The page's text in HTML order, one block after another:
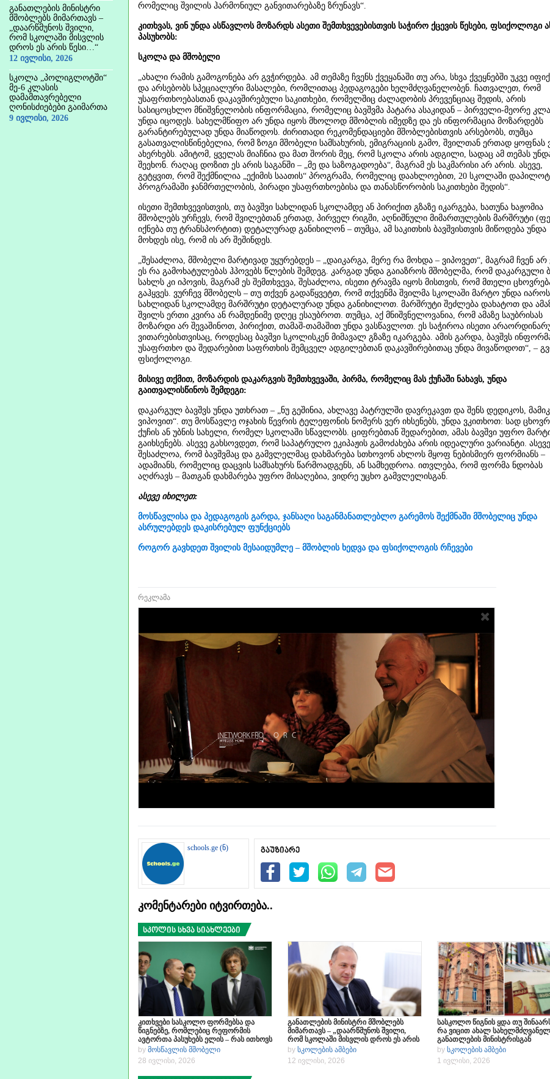
განათლების მინისტრი
მშობლებს მიმართავს –
„დაარწმუნოს შვილი,
რომ სკოლაში მისვლის
დროს ეს არის წესი…“
12 ივლისი, 2026
სკოლა „პოლიგლოტში“
მე-6 კლასის
დამამთავრებელი
ღონისძიებები გაიმართა
9 ივლისი, 2026
რომელიც შვილის ჰარმონიულ განვითარებაზე ზრუნავს“.
კითხვას, ვინ უნდა ასწავლოს მოზარდს ასეთი შემთხვევებისთვის საჭირო ქცევის წესები, ფსიქოლოგი
პასუხობს:
სკოლა და მშობელი
„ახალი რამის გამოგონება არ გვჭირდება. ამ თემაზე ჩვენს ქვეყანაში თუ არა, სხვა ქვეყნებში უკვე
და არსებობს სპეციალური მასალები, რომლითაც პედაგოგები ხელმძღვანელობენ. ჩათვალეთ, რომ
უსაფრთხოებასთან დაკავშირებული საკითხები, რომელშიც ძალადობის პრევენციაც შედის, არის
სასიცოცხლო მნიშვნელობის ინფორმაცია, რომელიც ბავშვმა პატარა ასაკიდან – პირველი-მეორე
უნდა იცოდეს. სახელმწიფო არ უნდა იყოს მხოლოდ მშობლის იმედზე და ეს ინფორმაცია მოზარდებს
გარანტირებულად უნდა მიაწოდოს. ძირითადი რეკომენდაციები მშობლებისთვის არსებობს, თუმცა
გასათვალისწინებელია, რომ ზოგი მშობელი სამსახურის, ემიგრაციის გამო, შვილთან ერთად ყოფნას
ახერხებს. ამიტომ, ყველას მიაჩნია და მათ შორის მეც, რომ სკოლა არის ადგილი, სადაც ამ თემას
შეეხონ. რაღაც დოზით ეს არის საგანში – „მე და საზოგადოება“, მაგრამ ეს საკმარისი არ არის. ასევე,
გეტყვით, რომ შექმნილია „ექიმის საათის“ პროგრამა, რომელიც დაახლოებით, 20 სკოლაში
პროგრამაში ჯანმრთელობის, პირადი უსაფრთხოებისა და თანასწორობის საკითხები შედის“.
ისეთი შემთხვევისთვის, თუ ბავშვი სახლიდან სკოლამდე ან პირიქით გზაზე იკარგება, ხათუნა ხაჟომია
მშობლებს ურჩევს, რომ შვილებთან ერთად, პირველ რიგში, აღნიშნული მიმართულების მარშრუტი
იქნება თუ ტრანსპორტით) დეტალურად განიხილონ – თუმცა, ამ საკითხის ბავშვისთვის მიწოდება უნდა
მოხდეს ისე, რომ ის არ შეშინდეს.
„შესაძლოა, მშობელი მარტივად უყურებდეს – „დაიკარგა, მერე რა მოხდა – ვიპოვეთ“, მაგრამ ჩვენ არ
ეს რა გამოხატულებას ჰპოვებს წლების შემდეგ. კარგად უნდა გაიაზროს მშობელმა, რომ დაკარგული
სახლს კი იპოვის, მაგრამ ეს შემთხვევა, შესაძლოა, ისეთი ტრავმა იყოს მისთვის, რომ მთელი
გაჰყვეს. ვურჩევ მშობელს – თუ თქვენ გადაწყვეტთ, რომ თქვენმა შვილმა სკოლაში მარტო უნდა
სახლიდან სკოლამდე მარშრუტი დეტალურად უნდა განიხილოთ. მარშრუტი შეძლება დახატოთ და
შვილს ერთი კვირა ან რამდენიმე დღეც ესაუბროთ. თუმცა, აქ მნიშვნელოვანია, რომ ამაზე საუბრისას
მოზარდი არ შევაშინოთ, პირიქით, თამაშ-თამაშით უნდა ვასწავლოთ. ეს საჭიროა ისეთი
ვითარებისთვისაც, როდესაც ბავშვი სკოლისკენ მიმავალ გზაზე იკარგება. ამის გარდა, ბავშვს
უსაფრთხო და შედარებით საფრთხის შემცველ ადგილებთან დაკავშირებითაც უნდა მივაწოდოთ“, –
ფსიქოლოგი.
მისივე თქმით, მოზარდის დაკარგვის შემთხვევაში, პირმა, რომელიც მას ქუჩაში ნახავს, უნდა
გაითვალისწინოს შემდეგი:
დაკარგულ ბავშვს უნდა უთხრათ – „ნუ გეშინია, ახლავე პატრულში დავრეკავთ და შენს დედიკოს,
ვიპოვით“. თუ მოსწავლე ოჯახის წევრის ტელეფონის ნომერს ვერ იხსენებს, უნდა ვკითხოთ: სად
ქუჩის ან უბნის სახელი, რომელ სკოლაში სწავლობს. ციფრებთან შედარებით, ამას ბავშვი უფრო
გაიხსენებს. ასევე გახსოვდეთ, რომ საპატრულო ეკიპაჟის გამოძახება არის იდეალური ვარიანტი.
შესაძლოა, რომ ბავშვმაც და გამვლელმაც დახმარება სთხოვონ ახლოს მყოფ ნებისმიერ ფორმიანს –
ადამიანს, რომელიც დაცვის სამსახურს წარმოადგენს, ან სამხედროა. ითვლება, რომ ფორმა ნდობას
აღძრავს – მათგან დახმარება უფრო მისაღებია, ვიდრე უცხო გამვლელისგან.
ასევე იხილეთ:
მოსწავლისა და პედაგოგის გარდა, ჯანსაღი საგანმანათლებლო გარემოს შექმნაში მშობელიც უნდა
ასრულებდეს დაკისრებულ ფუნქციებს
როგორ გავხდეთ შვილის მესაიდუმლე – მშობლის ხედვა და ფსიქოლოგის რჩევები
რეკლამა
schools.ge (ნ) გაუზიარე
კომენტარები იტვირთება
სკოლის სხვა სიახლეები
კითხვები სასკოლო ფორმებსა და
წიგნებზე, რომლებიც რეფორმის
ავტორთა პასუხებს ელის – რას ითხოვს
მშობელი სახელმწიფოსგან
by მოსწავლის მშობელი
28 ივლისი, 2026
განათლების მინისტრი მშობლებს
მიმართავს – „დაარწმუნოს შვილი,
რომ სკოლაში მისვლის დროს ეს არის
წესი…“
by სკოლების ამბები
12 ივლისი, 2026
სასკოლო წიგნის ყდა თუ
რა ვიცით ახალ
განათლების მინისტრისგან
by სკოლების ამბები
1 ივლისი, 2026